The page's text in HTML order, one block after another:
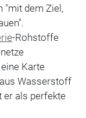
"mit dem Ziel,
-Rohstoffe
Karte
aus Wasserstoff
er als perfekte